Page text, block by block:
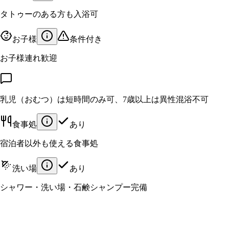
タトゥーのある方も入浴可
お子様 条件付き
お子様連れ歓迎
乳児（おむつ）は短時間のみ可、7歳以上は異性混浴不可
食事処 あり
宿泊者以外も使える食事処
洗い場 あり
シャワー・洗い場・石鹸シャンプー完備